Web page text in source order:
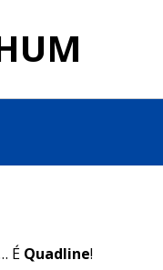
É Quadline!